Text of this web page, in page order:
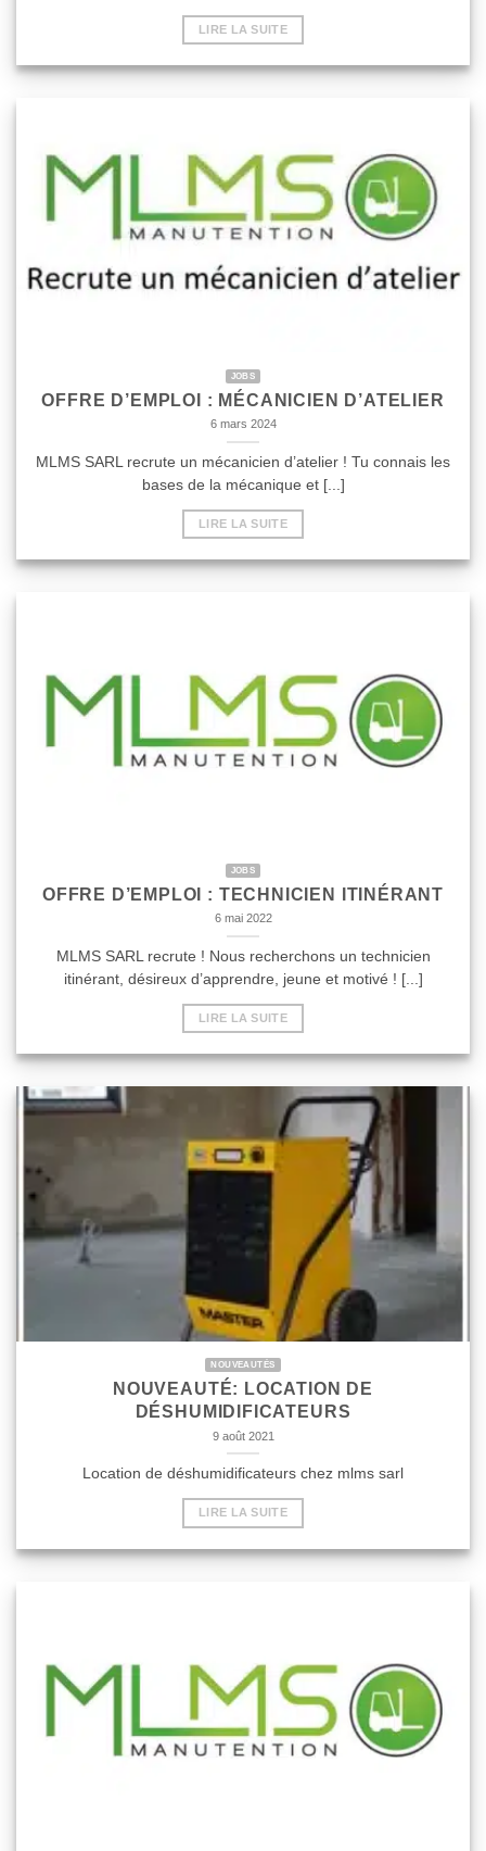
LIRE LA SUITE
JOBS
OFFRE D’EMPLOI : MÉCANICIEN D’ATELIER
6 mars 2024
MLMS SARL recrute un mécanicien d’atelier ! Tu connais les
bases de la mécanique et [...]
LIRE LA SUITE
JOBS
OFFRE D’EMPLOI : TECHNICIEN ITINÉRANT
6 mai 2022
MLMS SARL recrute ! Nous recherchons un technicien
itinérant, désireux d’apprendre, jeune et motivé ! [...]
LIRE LA SUITE
NOUVEAUTÉS
NOUVEAUTÉ: LOCATION DE
DÉSHUMIDIFICATEURS
9 août 2021
Location de déshumidificateurs chez mlms sarl
LIRE LA SUITE